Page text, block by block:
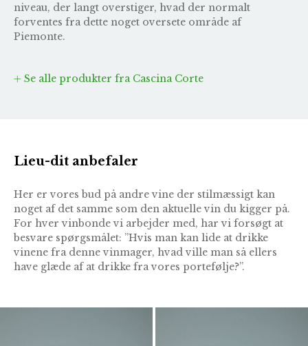
niveau, der langt overstiger, hvad der normalt
forventes fra dette noget oversete område af
Piemonte.
Se alle produkter fra Cascina Corte
Lieu-dit anbefaler
Her er vores bud på andre vine der stilmæssigt kan
noget af det samme som den aktuelle vin du kigger på.
For hver vinbonde vi arbejder med, har vi forsøgt at
besvare spørgsmålet: ”Hvis man kan lide at drikke
vinene fra denne vinmager, hvad ville man så ellers
have glæde af at drikke fra vores portefølje?”.